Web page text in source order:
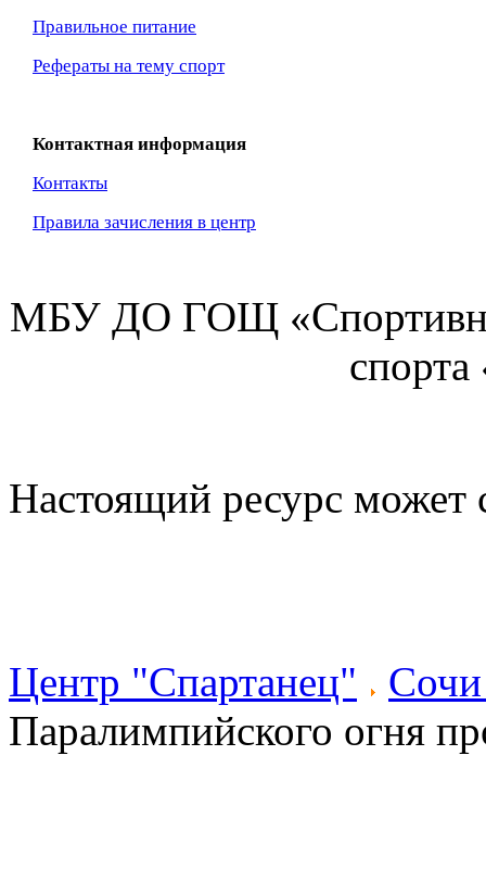
Правильное питание
Рефераты на тему спорт
Контактная информация
Контакты
Правила зачисления в центр
МБУ ДО ГОЩ
Настоящий ресурс может
Центр "Спартанец"
Паралимпийского огня